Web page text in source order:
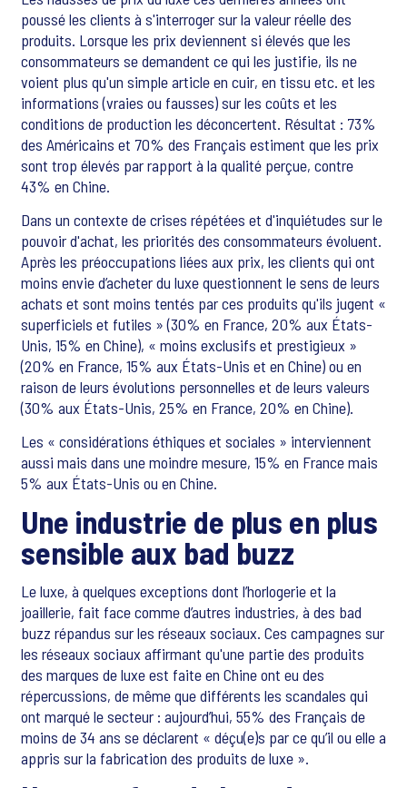
poussé les clients à s'interroger sur la valeur réelle des
produits. Lorsque les prix deviennent si élevés que les
consommateurs se demandent ce qui les justifie, ils ne
voient plus qu'un simple article en cuir, en tissu etc. et les
informations (vraies ou fausses) sur les coûts et les
conditions de production les déconcertent. Résultat : 73%
des Américains et 70% des Français estiment que les prix
sont trop élevés par rapport à la qualité perçue, contre
43% en Chine.
Dans un contexte de crises répétées et d'inquiétudes sur le
pouvoir d'achat, les priorités des consommateurs évoluent.
Après les préoccupations liées aux prix, les clients qui ont
moins envie d’acheter du luxe questionnent le sens de leurs
achats et sont moins tentés par ces produits qu'ils jugent «
superficiels et futiles » (30% en France, 20% aux États-
Unis, 15% en Chine), « moins exclusifs et prestigieux »
(20% en France, 15% aux États-Unis et en Chine) ou en
raison de leurs évolutions personnelles et de leurs valeurs
(30% aux États-Unis, 25% en France, 20% en Chine).
Les « considérations éthiques et sociales » interviennent
aussi mais dans une moindre mesure, 15% en France mais
5% aux États-Unis ou en Chine.
Une industrie de plus en plus
sensible aux bad buzz
Le luxe, à quelques exceptions dont l’horlogerie et la
joaillerie, fait face comme d’autres industries, à des bad
buzz répandus sur les réseaux sociaux. Ces campagnes sur
les réseaux sociaux affirmant qu'une partie des produits
des marques de luxe est faite en Chine ont eu des
répercussions, de même que différents les scandales qui
ont marqué le secteur : aujourd’hui, 55% des Français de
moins de 34 ans se déclarent « déçu(e)s par ce qu’il ou elle a
appris sur la fabrication des produits de luxe ».